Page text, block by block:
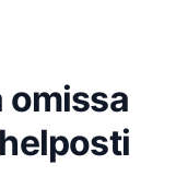
omissa